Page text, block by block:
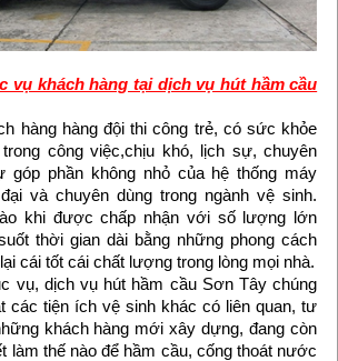
vụ khách hàng tại dịch vụ hút hầm cầu
hàng hàng đội thi công trẻ, có sức khỏe
công việc,chịu khó, lịch sự, chuyên
góp phần không nhỏ của hệ thống máy
và chuyên dùng trong ngành vệ sinh.
khi được chấp nhận với số lượng lớn
thời gian dài bằng những phong cách
cái tốt cái chất lượng trong lòng mọi nhà.
vụ, dịch vụ hút hầm cầu Sơn Tây chúng
các tiện ích vệ sinh khác có liên quan, tư
khách hàng mới xây dựng, đang còn
làm thế nào để hầm cầu, cống thoát nước